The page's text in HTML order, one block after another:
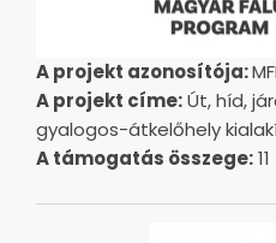
A projekt azonosítója:
A projekt címe:Út, híd,
gyalogos-átkelőhely
A támogatás összege: